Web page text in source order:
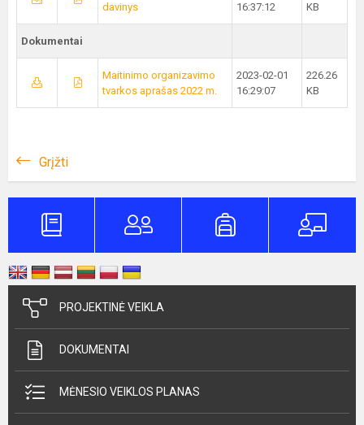
davinys
16:37:12
KB
Dokumentai
Maitinimo organizavimo
tvarkos aprašas 2022 m.
2023-02-01
16:29:07
226.26
KB
Grįžti
PROJEKTINĖ VEIKLA
DOKUMENTAI
MĖNESIO VEIKLOS PLANAS